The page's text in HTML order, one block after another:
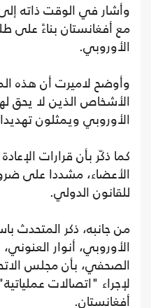
وأشار في الوقت ذاته
مع أفغانستان بناءً على
الأوروبي.
وأوضح لاميرت أن هذه
الأشخاص الذين لا يحق
الأوروبي ويمثلون تهديدا
كما ذكّر بأن قرارات
الأعضاء، مشددا على
للقانون الدولي.
من جانبه، ذكر المتحدث
الأوروبي، أنوار
الصحفي، بأن مجلس
لإجراء "اتصالات
أفغانستان.